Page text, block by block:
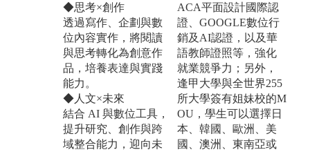
◆思考×創作
透過寫作、企劃與數
位內容實作，將閱讀
與思考轉化為創意作
品，培養表達與實踐
能力。
◆人文×未來
結合 AI 與數位工具，
提升研究、創作與跨
域整合能力，迎向未
ACA平面設計國際認
證、GOOGLE數位行
銷及AI認證，以及華
語教師證照等，強化
就業競爭力；另外，
逢甲大學與全世界255
所大學簽有姐妹校的M
OU，學生可以選擇日
本、韓國、歐洲、美
國、澳洲、東南亞或